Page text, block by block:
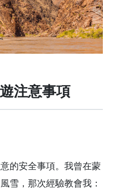
注意事項
的安全事項。我曾在蒙
雪，那次經驗教會我：